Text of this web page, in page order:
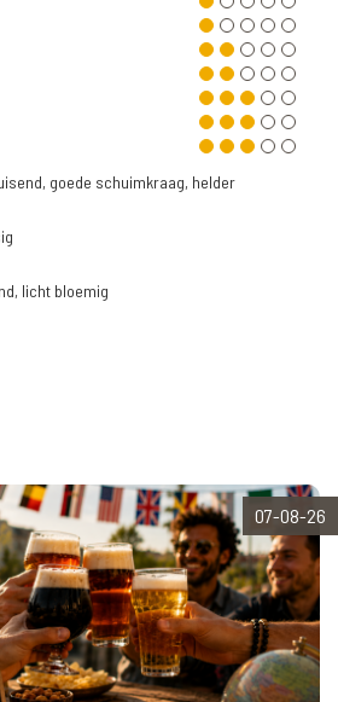
goede schuimkraag, helder
licht bloemig
07-08-26